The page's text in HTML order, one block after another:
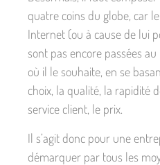
quatre coins du globe, car
Internet (ou à cause de lui
sont pas encore passées
où il le souhaite, en se
choix, la qualité, la rapidité
service client, le prix.
Il s’agit donc pour une
démarquer par tous les